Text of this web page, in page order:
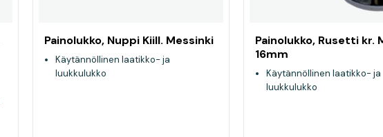
Painolukko, Nuppi Kiill. Messinki
Käytännöllinen laatikko- ja
luukkulukko
Painolukko, Rusetti kr.
16mm
Käytännöllinen laatikko- ja
luukkulukko